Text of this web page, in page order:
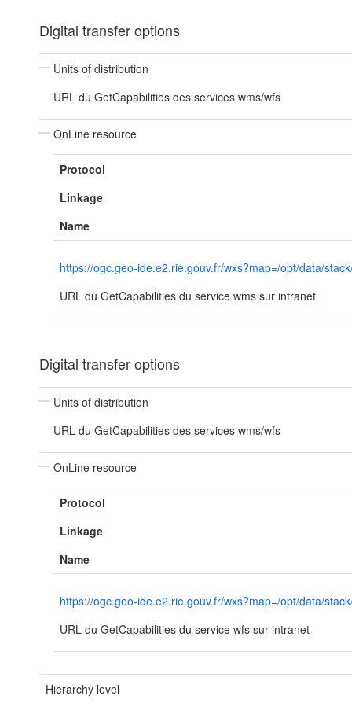
Digital transfer options
Units of distribution
URL du GetCapabilities des services wms/wfs
OnLine resource
Protocol
Linkage
Name
https://ogc.geo-ide.e2.rie.gouv.fr/wxs?map=/opt/data/
URL du GetCapabilities du service wms sur intranet
Digital transfer options
Units of distribution
URL du GetCapabilities des services wms/wfs
OnLine resource
Protocol
Linkage
Name
https://ogc.geo-ide.e2.rie.gouv.fr/wxs?map=/opt/data/
URL du GetCapabilities du service wfs sur intranet
Hierarchy level